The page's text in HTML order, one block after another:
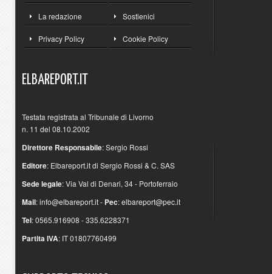
La redazione Sostienici
Privacy Policy Cookie Policy
ELBAREPORT.IT
Testata registrata al Tribunale di Livorno
n. 11 del 08.10.2002
Direttore Responsabile: Sergio Rossi
Editore: Elbareport.it di Sergio Rossi & C. SAS
Sede legale: Via Val di Denari, 34 - Portoferraio
Mail:info@elbareport.it- Pec:elbareport@pec.it
Tel: 0565.916908 - 335.6228371
Partita IVA: IT 01807760499